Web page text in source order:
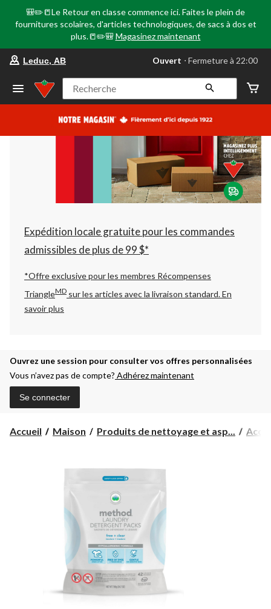
🎒✏️📒Le Retour en classe commence ici. Faites le plein de
fournitures scolaires, d'articles technologiques, de sacs à dos et
plus.📒✏️🎒 Magasinez maintenant
votre
préféré
Leduc,
AB,
courament
Fermeture
à
22:00
cliquer
pour
changer
Leduc, AB Ouvert ⋅ Fermeture à 22:00
Recherche
Expédition locale gratuite pour les commandes
admissibles de plus de 99 $*
*Offre exclusive pour les membres Récompenses
TriangleMD sur les articles avec la livraison standard.En
savoir plus
Ouvrez une session pour consulter vos offres personnalisées
Vous n’avez pas de compte? Adhérez maintenant
Se connecter
Accueil Maison Produits de nettoyage et asp...